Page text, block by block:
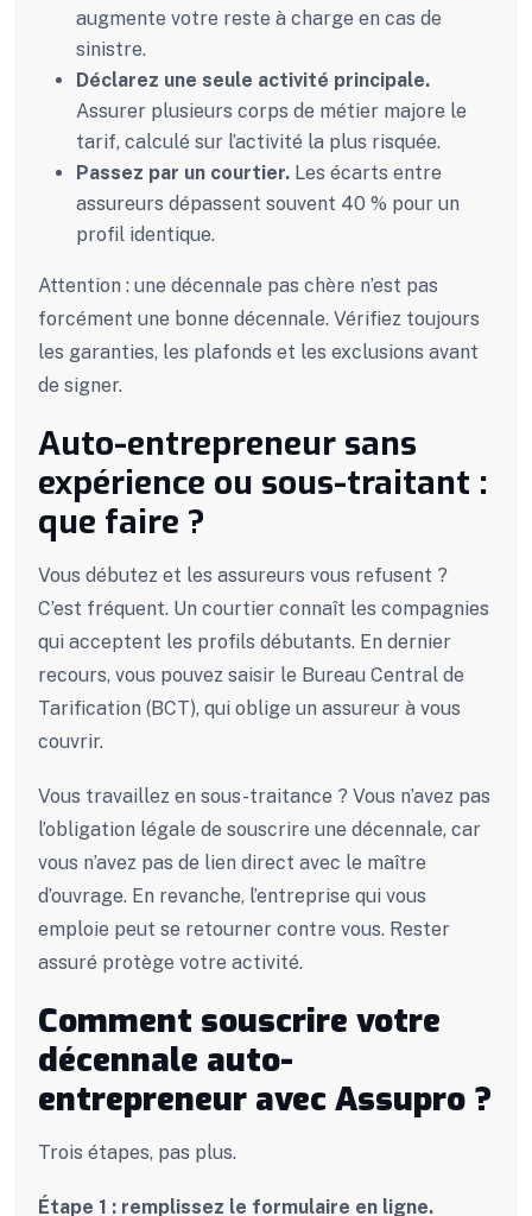
augmente votre reste à charge en cas de
sinistre.
Déclarez une seule activité principale.
Assurer plusieurs corps de métier majore le
tarif, calculé sur l’activité la plus risquée.
Passez par un courtier. Les écarts entre
assureurs dépassent souvent 40 % pour un
profil identique.
Attention : une décennale pas chère n’est pas
forcément une bonne décennale. Vérifiez toujours
les garanties, les plafonds et les exclusions avant
de signer.
Auto-entrepreneur sans
expérience ou sous-traitant :
que faire ?
Vous débutez et les assureurs vous refusent ?
C’est fréquent. Un courtier connaît les compagnies
qui acceptent les profils débutants. En dernier
recours, vous pouvez saisir le Bureau Central de
Tarification (BCT), qui oblige un assureur à vous
couvrir.
Vous travaillez en sous-traitance ? Vous n’avez pas
l’obligation légale de souscrire une décennale, car
vous n’avez pas de lien direct avec le maître
d’ouvrage. En revanche, l’entreprise qui vous
emploie peut se retourner contre vous. Rester
assuré protège votre activité.
Comment souscrire votre
décennale auto-
entrepreneur avec Assupro ?
Trois étapes, pas plus.
Étape 1 : remplissez le formulaire en ligne.